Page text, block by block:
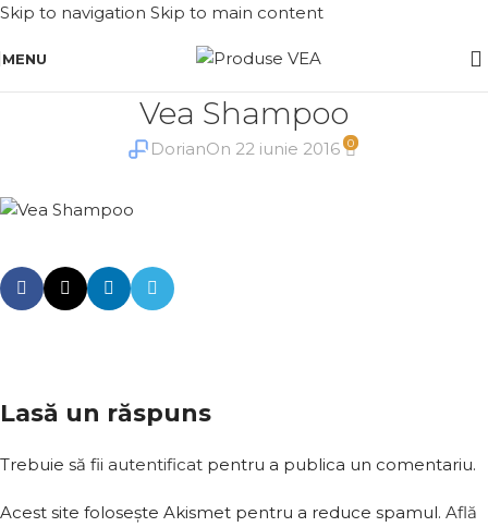
Skip to navigation Skip to main content
MENU
Vea Shampoo
DorianOn 22 iunie 2016 0
Lasă un răspuns
Trebuie să fii autentificat pentru a publica un comentariu.
Acest site folosește Akismet pentru a reduce spamul. Află